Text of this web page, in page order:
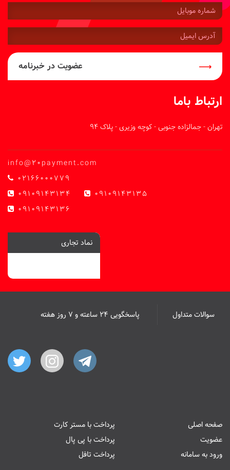
شماره
موبایل:
آدرس
ایمیل:
عضویت در خبرنامه
ارتباط باما
تهران - جمالزاده جنوبی - کوچه وزیری - پلاک 94
info@20payment.com
02166000779
09109143134
09109143135
09109143136
نماد تجاری
سوالات متداول پاسخگویی ۲۴ ساعته و ۷ روز هفته
صفحه اصلی
عضویت
ورود به سامانه
پرداخت با مستر کارت
پرداخت با پی پال
پرداخت تافل